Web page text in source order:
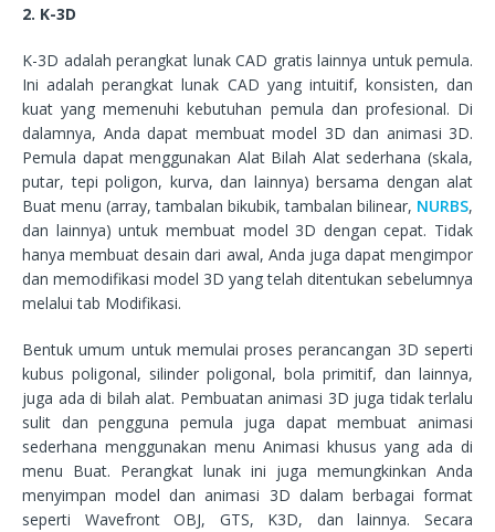
2. K-3D
K-3D adalah perangkat lunak CAD gratis lainnya untuk pemula.
Ini adalah perangkat lunak CAD yang intuitif, konsisten, dan
kuat yang memenuhi kebutuhan pemula dan profesional. Di
dalamnya, Anda dapat membuat model 3D dan animasi 3D.
Pemula dapat menggunakan Alat Bilah Alat sederhana (skala,
putar, tepi poligon, kurva, dan lainnya) bersama dengan alat
Buat menu (array, tambalan bikubik, tambalan bilinear, NURBS,
dan lainnya) untuk membuat model 3D dengan cepat. Tidak
hanya membuat desain dari awal, Anda juga dapat mengimpor
dan memodifikasi model 3D yang telah ditentukan sebelumnya
melalui tab Modifikasi.
Bentuk umum untuk memulai proses perancangan 3D seperti
kubus poligonal, silinder poligonal, bola primitif, dan lainnya,
juga ada di bilah alat. Pembuatan animasi 3D juga tidak terlalu
sulit dan pengguna pemula juga dapat membuat animasi
sederhana menggunakan menu Animasi khusus yang ada di
menu Buat. Perangkat lunak ini juga memungkinkan Anda
menyimpan model dan animasi 3D dalam berbagai format
seperti Wavefront OBJ, GTS, K3D, dan lainnya. Secara